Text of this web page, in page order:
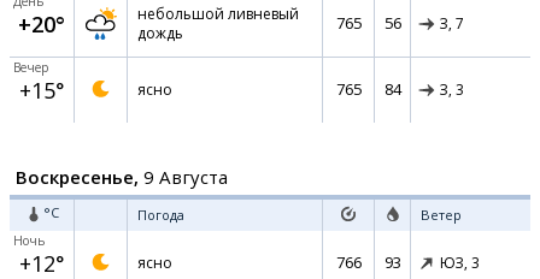
+20°
небольшой ливневый
дождь
765 56 З, 7
Вечер
+15° ясно 765 84 З, 3
Воскресенье, 9 Августа
°C Погода Ветер
Ночь
+12° ясно 766 93 ЮЗ, 3